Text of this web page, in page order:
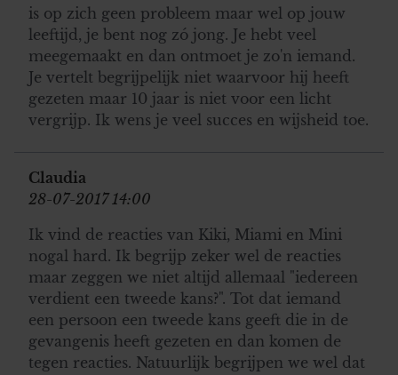
is op zich geen probleem maar wel op jouw
leeftijd, je bent nog zó jong. Je hebt veel
meegemaakt en dan ontmoet je zo'n iemand.
Je vertelt begrijpelijk niet waarvoor hij heeft
gezeten maar 10 jaar is niet voor een licht
vergrijp. Ik wens je veel succes en wijsheid toe.
Claudia
28-07-2017 14:00
Ik vind de reacties van Kiki, Miami en Mini
nogal hard. Ik begrijp zeker wel de reacties
maar zeggen we niet altijd allemaal "iedereen
verdient een tweede kans?". Tot dat iemand
een persoon een tweede kans geeft die in de
gevangenis heeft gezeten en dan komen de
tegen reacties. Natuurlijk begrijpen we wel dat